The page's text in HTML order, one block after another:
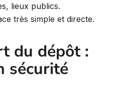
lieux publics.
très simple et directe.
du dépôt :
sécurité